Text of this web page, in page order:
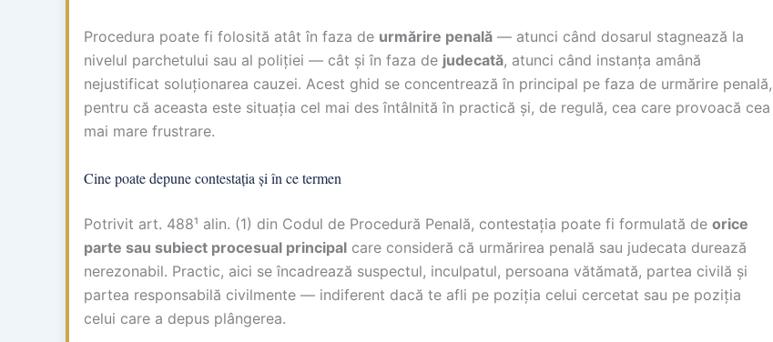
Procedura poate fi folosită atât în faza de urmărire penală — atunci când dosarul stagnează la
nivelul parchetului sau al poliției — cât și în faza de judecată, atunci când instanța amână
nejustificat soluționarea cauzei. Acest ghid se concentrează în principal pe faza de urmărire penală,
pentru că aceasta este situația cel mai des întâlnită în practică și, de regulă, cea care provoacă cea
mai mare frustrare.
Cine poate depune contestația și în ce termen
Potrivit art. 488¹ alin. (1) din Codul de Procedură Penală, contestația poate fi formulată de orice
parte sau subiect procesual principal care consideră că urmărirea penală sau judecata durează
nerezonabil. Practic, aici se încadrează suspectul, inculpatul, persoana vătămată, partea civilă și
partea responsabilă civilmente — indiferent dacă te afli pe poziția celui cercetat sau pe poziția
celui care a depus plângerea.